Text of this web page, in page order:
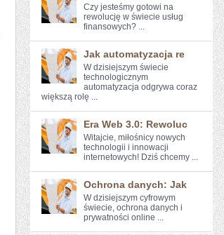
Czy jesteśmy gotowi na
rewolucję w świecie usług
finansowych? ...
Jak automatyzacja re
W ​dzisiejszym świecie
technologicznym
automatyzacja odgrywa coraz
większą rolę ...
Era Web 3.0: Rewoluc
Witajcie, miłośnicy nowych
technologii i ⁤innowacji
internetowych!⁢ Dziś chcemy ...
Ochrona danych: Jak
W dzisiejszym cyfrowym ​
świecie, ochrona danych i‌
prywatności online ...